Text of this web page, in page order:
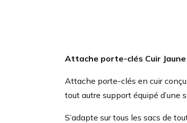
Attache porte-clés Cuir Jaune
Attache porte-clés en cuir
tout autre support équipé d’une
S’adapte sur tous les sacs de